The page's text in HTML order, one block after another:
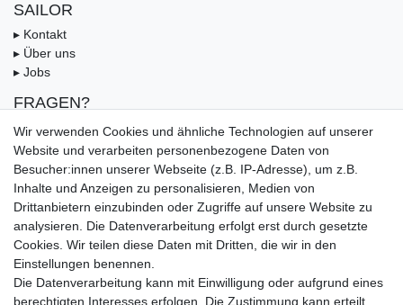
SAILOR
▸ Kontakt
▸ Über uns
▸ Jobs
FRAGEN?
▸ FAQ
▸ Zahlungsarten
▸ Versandbedingungen
▸ Gutschein
UNSERE ZAHLUNGSMÖGLICKEITEN
Wir verwenden Cookies und ähnliche Technologien auf unserer
Website und verarbeiten personenbezogene Daten von
Besucher:innen unserer Webseite (z.B. IP-Adresse), um z.B.
Inhalte und Anzeigen zu personalisieren, Medien von
Drittanbietern einzubinden oder Zugriffe auf unsere Website zu
analysieren. Die Datenverarbeitung erfolgt erst durch gesetzte
Cookies. Wir teilen diese Daten mit Dritten, die wir in den
Einstellungen benennen.
Die Datenverarbeitung kann mit Einwilligung oder aufgrund eines
berechtigten Interesses erfolgen. Die Zustimmung kann erteilt